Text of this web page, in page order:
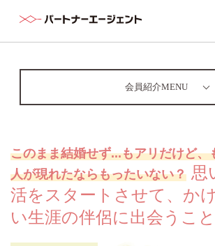
会員紹介MENU
このまま結婚せず...もアリだけど、
人が現れたならもったいない？ 思
活をスタートさせて、か
い生涯の伴侶に出会うこ